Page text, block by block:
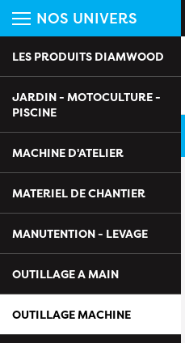
NOS UNIVERS
LES PRODUITS DIAMWOOD
JARDIN - MOTOCULTURE -
PISCINE
MACHINE D'ATELIER
MATERIEL DE CHANTIER
MANUTENTION - LEVAGE
OUTILLAGE A MAIN
OUTILLAGE MACHINE